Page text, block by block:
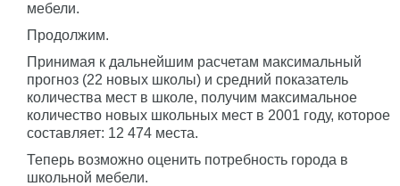
мебели.
Продолжим.
Принимая к дальнейшим расчетам максимальный
прогноз (22 новых школы) и средний показатель
количества мест в школе, получим максимальное
количество новых школьных мест в 2001 году, которое
составляет: 12 474 места.
Теперь возможно оценить потребность города в
школьной мебели.